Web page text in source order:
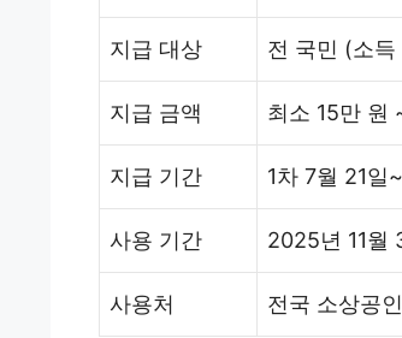
지급 대상 전 국민 (소득
지급 금액 최소 15만 원
지급 기간 1차 7월 21일
사용 기간 2025년 11월
사용처 전국 소상공